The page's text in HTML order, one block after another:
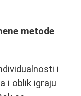
metode
i
i oblik igraju